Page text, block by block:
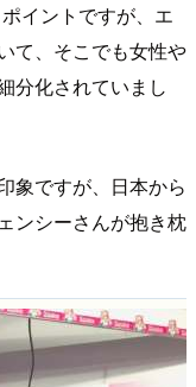
イントですが、エ
て、そこでも女性や
分化されていまし
象ですが、日本から
ンシーさんが抱き枕